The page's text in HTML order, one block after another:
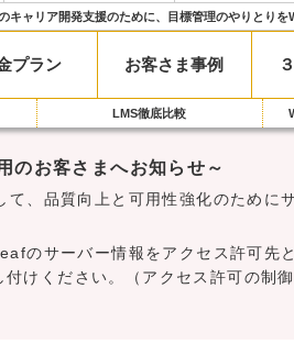
キャリア開発支援のために、目標管理のやりとりを
プラン お客さま事例
LMS徹底比較
のお客さまへお知らせ～
、品質向上と可用性強化のために
のサーバー情報をアクセス許可先
けください。（アクセス許可の制